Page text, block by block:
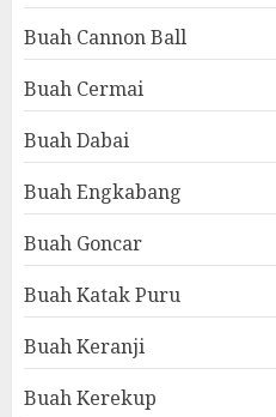
Buah Cannon Ball
Buah Cermai
Buah Dabai
Buah Engkabang
Buah Goncar
Buah Katak Puru
Buah Keranji
Buah Kerekup